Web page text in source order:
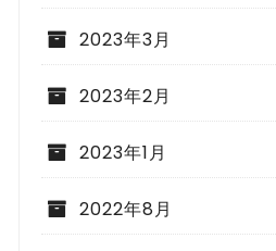
2023年3月
2023年2月
2023年1月
2022年8月